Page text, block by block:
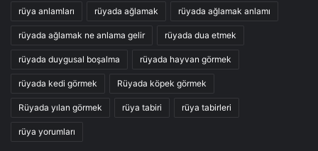
rüya anlamları rüyada ağlamak rüyada ağlamak anlamı
rüyada ağlamak ne anlama gelir rüyada dua etmek
rüyada duygusal boşalma rüyada hayvan görmek
rüyada kedi görmek Rüyada köpek görmek
Rüyada yılan görmek rüya tabiri rüya tabirleri
rüya yorumları